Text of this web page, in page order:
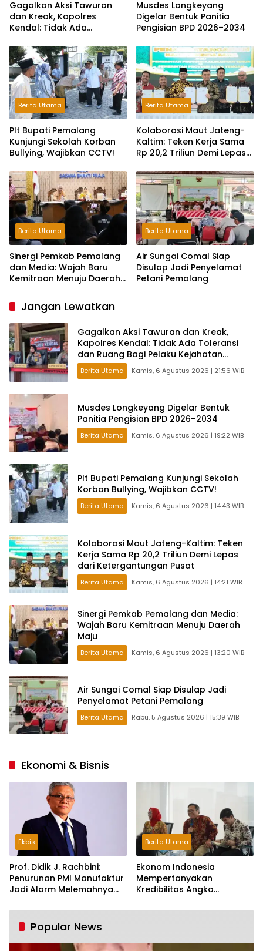
Gagalkan Aksi Tawuran
dan Kreak, Kapolres
Kendal: Tidak Ada
Pelaku Kejahatan Jalanan
Musdes Longkeyang
Digelar Bentuk Panitia
Pengisian BPD 2026–2034
Berita Utama
Plt Bupati Pemalang
Kunjungi Sekolah Korban
Bullying, Wajibkan CCTV!
Berita Utama
Kolaborasi Maut Jateng-
Kaltim: Teken Kerja Sama
Rp 20,2 Triliun Demi Lepas
Berita Utama
Sinergi Pemkab Pemalang
dan Media: Wajah Baru
Kemitraan Menuju Daerah
Berita Utama
Air Sungai Comal Siap
Disulap Jadi Penyelamat
Petani Pemalang
Jangan Lewatkan
Gagalkan Aksi Tawuran dan Kreak,
Kapolres Kendal: Tidak Ada Toleransi
dan Ruang Bagi Pelaku Kejahatan
Jalanan
Berita Utama Kamis, 6 Agustus 2026 | 21:56 WIB
Musdes Longkeyang Digelar Bentuk
Panitia Pengisian BPD 2026–2034
Berita Utama Kamis, 6 Agustus 2026 | 19:22 WIB
Plt Bupati Pemalang Kunjungi Sekolah
Korban Bullying, Wajibkan CCTV!
Berita Utama Kamis, 6 Agustus 2026 | 14:43 WIB
Kolaborasi Maut Jateng-Kaltim: Teken
Kerja Sama Rp 20,2 Triliun Demi Lepas
dari Ketergantungan Pusat
Berita Utama Kamis, 6 Agustus 2026 | 14:21 WIB
Sinergi Pemkab Pemalang dan Media:
Wajah Baru Kemitraan Menuju Daerah
Maju
Berita Utama Kamis, 6 Agustus 2026 | 13:20 WIB
Air Sungai Comal Siap Disulap Jadi
Penyelamat Petani Pemalang
Berita Utama Rabu, 5 Agustus 2026 | 15:39 WIB
Ekonomi & Bisnis
Ekbis
Prof. Didik J. Rachbini:
Penurunan PMI Manufaktur
Jadi Alarm Melemahnya
Berita Utama
Ekonom Indonesia
Mempertanyakan
Kredibilitas Angka
Tumbuh Tapi Rapuh
Popular News